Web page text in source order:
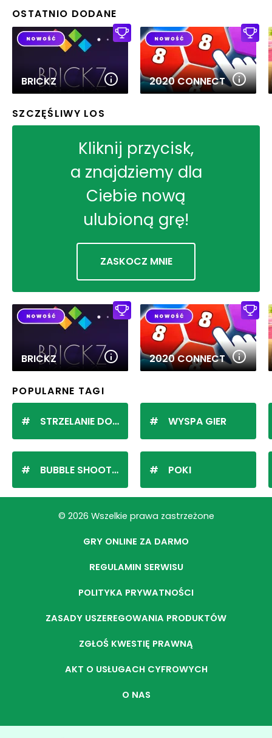
OSTATNIO DODANE
BRICKZ 2020 CONNECT
SZCZĘŚLIWY LOS
Kliknij przycisk,
a znajdziemy dla
Ciebie nową
ulubioną grę!
ZASKOCZ MNIE
BRICKZ 2020 CONNECT
POPULARNE TAGI
STRZELANIE DO KULEK
BUBBLE SHOOTER
WYSPA GIER
POKI
© 2026 Wszelkie prawa zastrzeżone
GRY ONLINE ZA DARMO
REGULAMIN SERWISU
POLITYKA PRYWATNOŚCI
ZASADY USZEREGOWANIA PRODUKTÓW
ZGŁOŚ KWESTIĘ PRAWNĄ
AKT O USŁUGACH CYFROWYCH
O NAS